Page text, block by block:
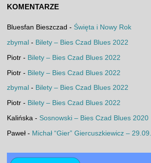
KOMENTARZE
Bluesfan Bieszczad - Święta i Nowy Rok
zbymal - Bilety – Bies Czad Blues 2022
Piotr- Bilety – Bies Czad Blues 2022
Piotr- Bilety – Bies Czad Blues 2022
zbymal - Bilety – Bies Czad Blues 2022
Piotr- Bilety – Bies Czad Blues 2022
Kalińska - Sosnowski – Bies Czad Blues 2020
Paweł- Michał “Gier” Giercuszkiewicz –